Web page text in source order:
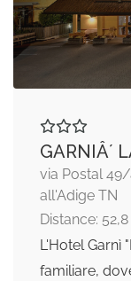
GARNIÂ´
via Postal
all'Adige TN
Distance:
L'Hotel Garnì
familiare,